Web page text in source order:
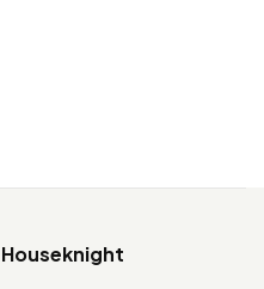
Houseknight